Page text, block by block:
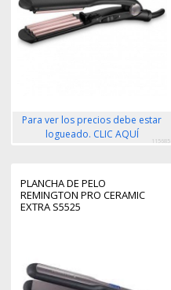
Para ver los precios debe estar
logueado. CLIC AQUÍ
115685
PLANCHA DE PELO
REMINGTON PRO CERAMIC
EXTRA S5525